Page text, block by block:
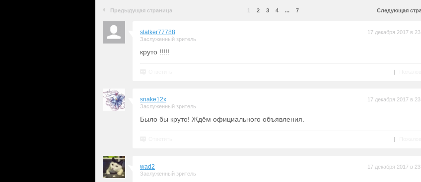
Предыдущая страница 1 2 3 4 ... 7 Следующая
stalker77788
Заслуженный зритель
17 декабря 2017 в
круто !!!!!
|
snake12x
Заслуженный зритель
17 декабря 2017 в
Было бы круто! Ждём официального объявления.
|
wad2
Заслуженный зритель
17 декабря 2017 в